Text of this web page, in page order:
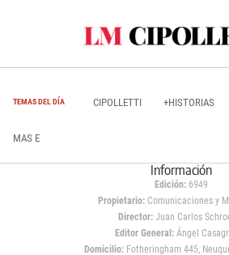
TEMAS DEL DÍA CIPOLLETTI +HISTORIAS
MAS E
Información
Edición: 6949
Propietario:Comunicaciones y
Director: Juan Carlos
Editor General:Ángel
Domicilio:Fotheringham 445,